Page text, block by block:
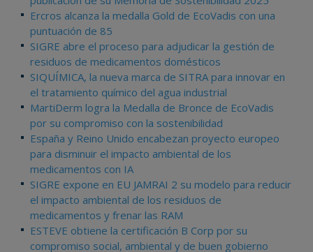
Ercros alcanza la medalla Gold de EcoVadis con una
puntuación de 85
SIGRE abre el proceso para adjudicar la gestión de
residuos de medicamentos domésticos
SIQUÍMICA, la nueva marca de SITRA para innovar en
el tratamiento químico del agua industrial
MartiDerm logra la Medalla de Bronce de EcoVadis
por su compromiso con la sostenibilidad
España y Reino Unido encabezan proyecto europeo
para disminuir el impacto ambiental de los
medicamentos con IA
SIGRE expone en EU JAMRAI 2 su modelo para reducir
el impacto ambiental de los residuos de
medicamentos y frenar las RAM
ESTEVE obtiene la certificación B Corp por su
compromiso social, ambiental y de buen gobierno